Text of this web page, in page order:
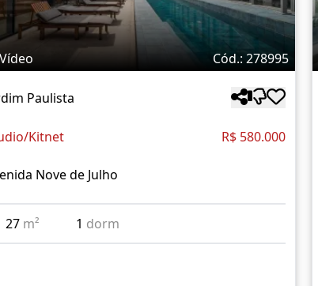
Vídeo Cód.: 278995
Paulista
Kitnet R$ 580.000
Nove de Julho
27 m² 1 dorm